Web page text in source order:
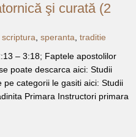
şi curată (2
scriptura speranta traditie
– 3:18; Faptele apostolilor
poate descarca aici: Studii
categorii le gasiti aici: Studii
Primara Instructori primara